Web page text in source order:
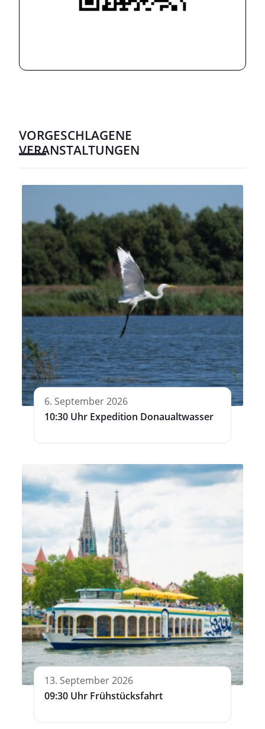
VORGESCHLAGENE
VERANSTALTUNGEN
6. September 2026
10:30 Uhr Expedition Donaualtwasser
13. September 2026
09:30 Uhr Frühstücksfahrt